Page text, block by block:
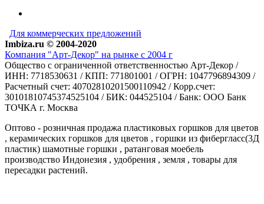
Для коммерческих предложений
Imbiza.ru © 2004-2020
Компания "Арт-Декор" на рынке с 2004 г
Общество с ограниченной ответственностью Арт-Декор /
ИНН: 7718530631 / КПП: 771801001 / ОГРН: 1047796894309 /
Расчетный счет: 40702810201500110942 / Корр.счет:
30101810745374525104 / БИК: 044525104 / Банк: ООО Банк
ТОЧКА г. Москва
Оптово - розничная продажа пластиковых горшков для цветов
, керамических горшков для цветов , горшки из фибергласс(3Д
пластик) шамотные горшки , ратанговая моебель
производство Индонезия , удобрения , земля , товары для
пересадки растений.